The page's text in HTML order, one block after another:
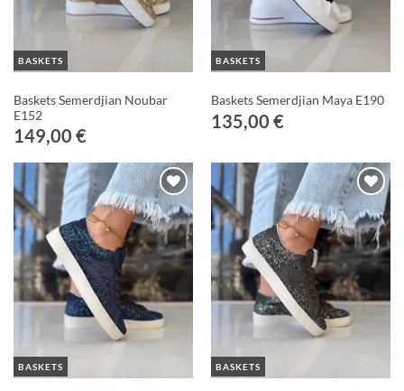
BASKETS
Baskets Semerdjian Noubar
E152
149,00 €
BASKETS
Baskets Semerdjian Maya E190
135,00 €
Ajouter
à ma
Wishlist
BASKETS
Ajouter
à ma
Wishlist
BASKETS